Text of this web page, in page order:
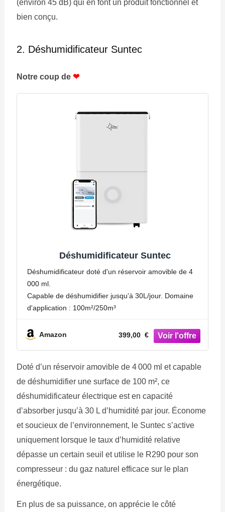
(environ 45 dB) qui en font un produit fonctionnel et
bien conçu.
2. Déshumidificateur Suntec
Notre coup de ❤
Déshumidificateur Suntec
Déshumidificateur doté d'un réservoir amovible de 4
000 ml.
Capable de déshumidifier jusqu'à 30L/jour. Domaine
d'application : 100m²/250m³
Amazon 399,00 €
Doté d’un réservoir amovible de 4 000 ml et capable
de déshumidifier une surface de 100 m², ce
déshumidificateur électrique est en capacité
d’absorber jusqu’à 30 L d’humidité par jour. Économe
et soucieux de l’environnement, le Suntec s’active
uniquement lorsque le taux d’humidité relative
dépasse un certain seuil et utilise le R290 pour son
compresseur : du gaz naturel efficace sur le plan
énergétique.
En plus de sa puissance, on apprécie le côté